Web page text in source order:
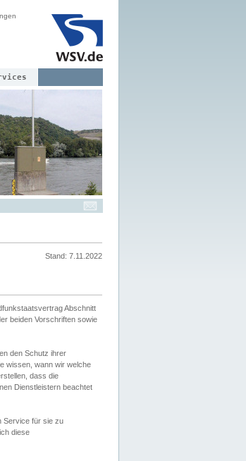
Stand: 7.11.2022
Abschnitt
beiden Vorschriften sowie
den Schutz ihrer
wissen, wann wir welche
dass die
Dienstleistern beachtet
Service für sie zu
diese